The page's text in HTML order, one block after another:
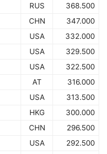
RUS
368.500
CHN
347.000
USA
332.000
USA
329.500
USA
322.500
AT
316.000
USA
313.500
HKG
300.000
CHN
296.500
USA
292.500